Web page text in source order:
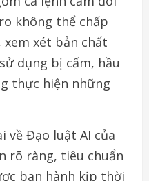
không thể chấp
xem xét bản chất
dụng bị cấm, hầu
thực hiện những
về Đạo luật AI của
rõ ràng, tiêu chuẩn
ban hành kịp thời